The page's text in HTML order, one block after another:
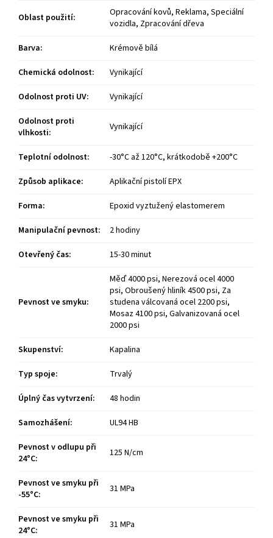
Oblast použití:
Opracování kovů, Reklama, Speciální
vozidla, Zpracování dřeva
Barva:
Krémově bílá
Chemická odolnost:
Vynikající
Odolnost proti UV:
Vynikající
Odolnost proti
vlhkosti: Vynikající
Teplotní odolnost:
-30°C až 120°C, krátkodobě +200°C
Způsob aplikace:
Aplikační pistolí EPX
Forma:
Epoxid vyztužený elastomerem
Manipulační pevnost:
2 hodiny
Otevřený čas: 15-30 minut
Pevnost ve smyku:
Měď 4000 psi, Nerezová ocel 4000
psi, Obroušený hliník 4500 psi, Za
studena válcovaná ocel 2200 psi,
Mosaz 4100 psi, Galvanizovaná ocel
2000 psi
Skupenství:
Kapalina
Typ spoje:
Trvalý
Úplný čas vytvrzení:
48 hodin
Samozhášení:
UL94 HB
Pevnost v odlupu při
24°C: 125 N/cm
Pevnost ve smyku při
-55°C: 31 MPa
Pevnost ve smyku při
24°C: 31 MPa